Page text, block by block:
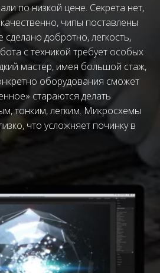
по низкой цене. Секрета нет,
чипы поставлены
добротно, легкость,
с техникой требует особых
мастер, имея большой стаж,
оборудования сможет
стараются делать
тонким, легким. Микросхемы
что усложняет починку в